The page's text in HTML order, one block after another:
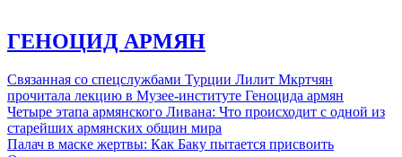
ГЕНОЦИД АРМЯН
Связанная со спецслужбами Турции Лилит Мкртчян
прочитала лекцию в Музее-институте Геноцида армян
Четыре этапа армянского Ливана: Что происходит с одной из
старейших армянских общин мира
Палач в маске жертвы: Как Баку пытается присвоить